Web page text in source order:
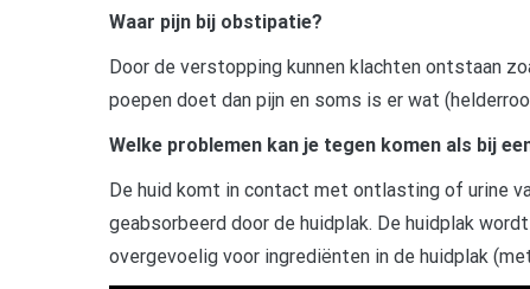
Waar pijn bij obstipatie?
Door de verstopping kunnen klachten ontstaan
poepen doet dan pijn en soms is er wat
Welke problemen kan je tegen komen als bij
De huid komt in contact met ontlasting of urine
geabsorbeerd door de huidplak. De huidplak
overgevoelig voor ingrediënten in de huidplak